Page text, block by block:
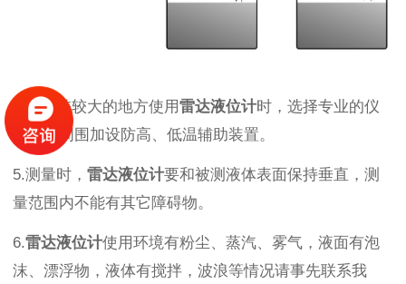
4.在温差较大的地方使用雷达液位计时，选择专业的仪
表或者周围加设防高、低温辅助装置。
5.测量时， 雷达液位计要和被测液体表面保持垂直，测
量范围内不能有其它障碍物。
6.雷达液位计使用环境有粉尘、蒸汽、雾气，液面有泡
沫、漂浮物，液体有搅拌，波浪等情况请事先联系我